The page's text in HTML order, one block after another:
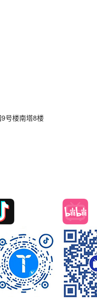
号楼南塔8楼